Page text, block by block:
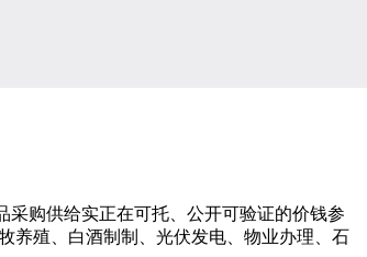
购供给实正在可托、公开可验证的价钱参
养殖、白酒制制、光伏发电、物业办理、石